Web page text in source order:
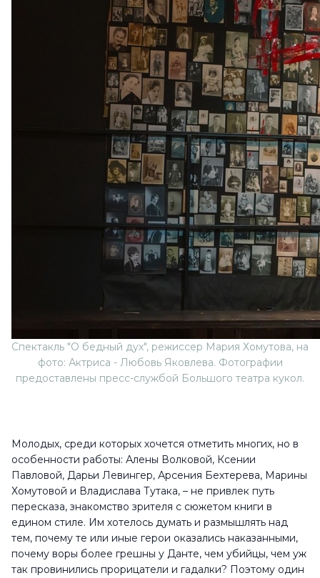
Спектакль "О бедный дух", режиссер Мария Хомутова, на
фото: Актриса - Любовь Яковлева. Фотографии
предоставлены пресс-службой Большого театра кукол.
Молодых, среди которых хочется отметить многих, но в
особенности работы: Алены Волковой, Ксении
Павловой, Дарьи Левингер, Арсения Бехтерева, Марины
Хомутовой и Владислава Тутака, – не привлек путь
пересказа, знакомство зрителя с сюжетом книги в
едином стиле. Им хотелось думать и размышлять над
тем, почему те или иные герои оказались наказанными,
почему воры более грешны у Данте, чем убийцы, чем уж
так провинились прорицатели и гадалки? Поэтому один